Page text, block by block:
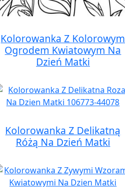
Kolorowanka Z Kolorowym
Ogrodem Kwiatowym Na
Dzień Matki
Kolorowanka Z Delikatną
Różą Na Dzień Matki